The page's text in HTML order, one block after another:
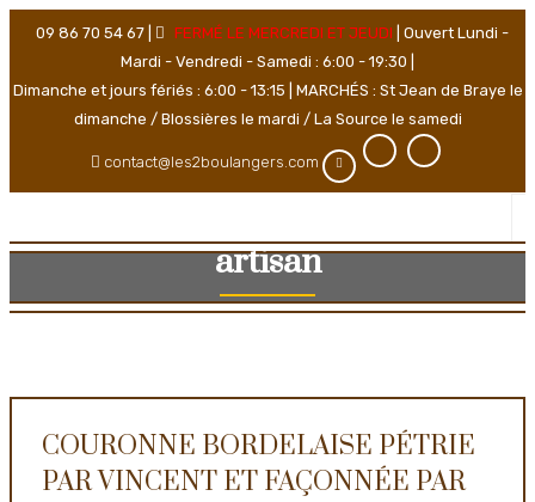
09 86 70 54 67 | FERMÉ LE MERCREDI ET JEUDI
| Ouvert Lundi -
Mardi - Vendredi - Samedi : 6:00 - 19:30 |
Dimanche et jours fériés : 6:00 - 13:15 | MARCHÉS : St Jean de Braye le
dimanche / Blossières le mardi / La Source le samedi
contact@les2boulangers.com
artisan
COURONNE BORDELAISE PÉTRIE
PAR VINCENT ET FAÇONNÉE PAR